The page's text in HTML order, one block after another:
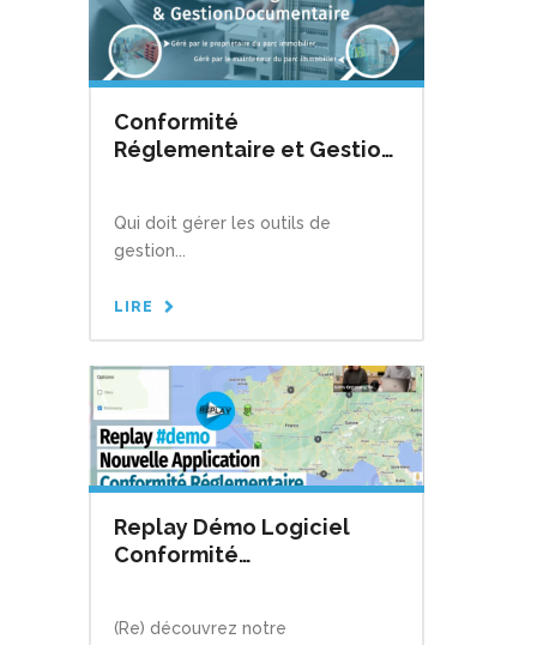
Conformité
Réglementaire et Gestion
pilotage de projets pour
les parcs immobiliers
Qui doit gérer les outils de
gestion...
LIRE
Replay Démo Logiciel
Conformité
(Re) découvrez notre